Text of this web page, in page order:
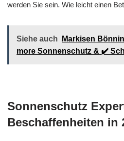
werden Sie sein. Wie leicht einen
Siehe auch
Markisen
more Sonnenschutz & ✔️
Sonnenschutz
Beschaffenheiten in